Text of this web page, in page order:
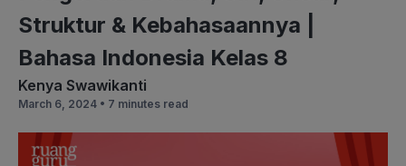
Struktur & Kebahasaannya |
Bahasa Indonesia Kelas 8
Kenya Swawikanti
March 6, 2024 • 7 minutes read